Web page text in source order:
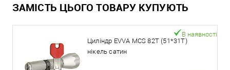
ЗАМІСТЬ ЦЬОГО ТОВАРУ КУПУЮТЬ
Циліндр EVVA MCS 82T (51*31T)
нікель сатин
В наявності